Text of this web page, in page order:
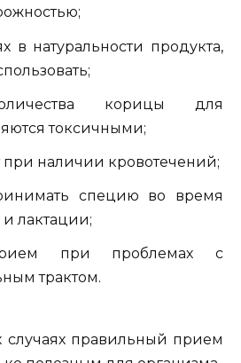
в натуральности продукта,
корицы для
токсичными;
наличии кровотечений;
специю во время
лактации;
при проблемах с
трактом.
случаях правильный прием